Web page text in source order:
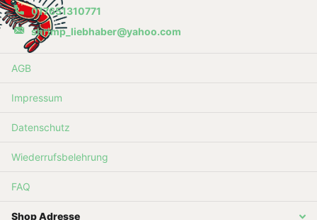
AGB
Impressum
Datenschutz
Wiederrufsbelehrung
FAQ
017651310771
shrimp_liebhaber@yahoo.com
Shop Adresse